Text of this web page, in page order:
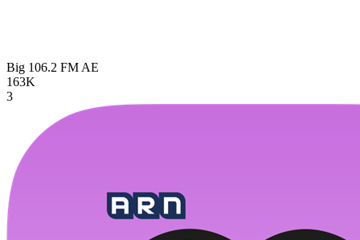
Big 106.2 FM AE
163K
3